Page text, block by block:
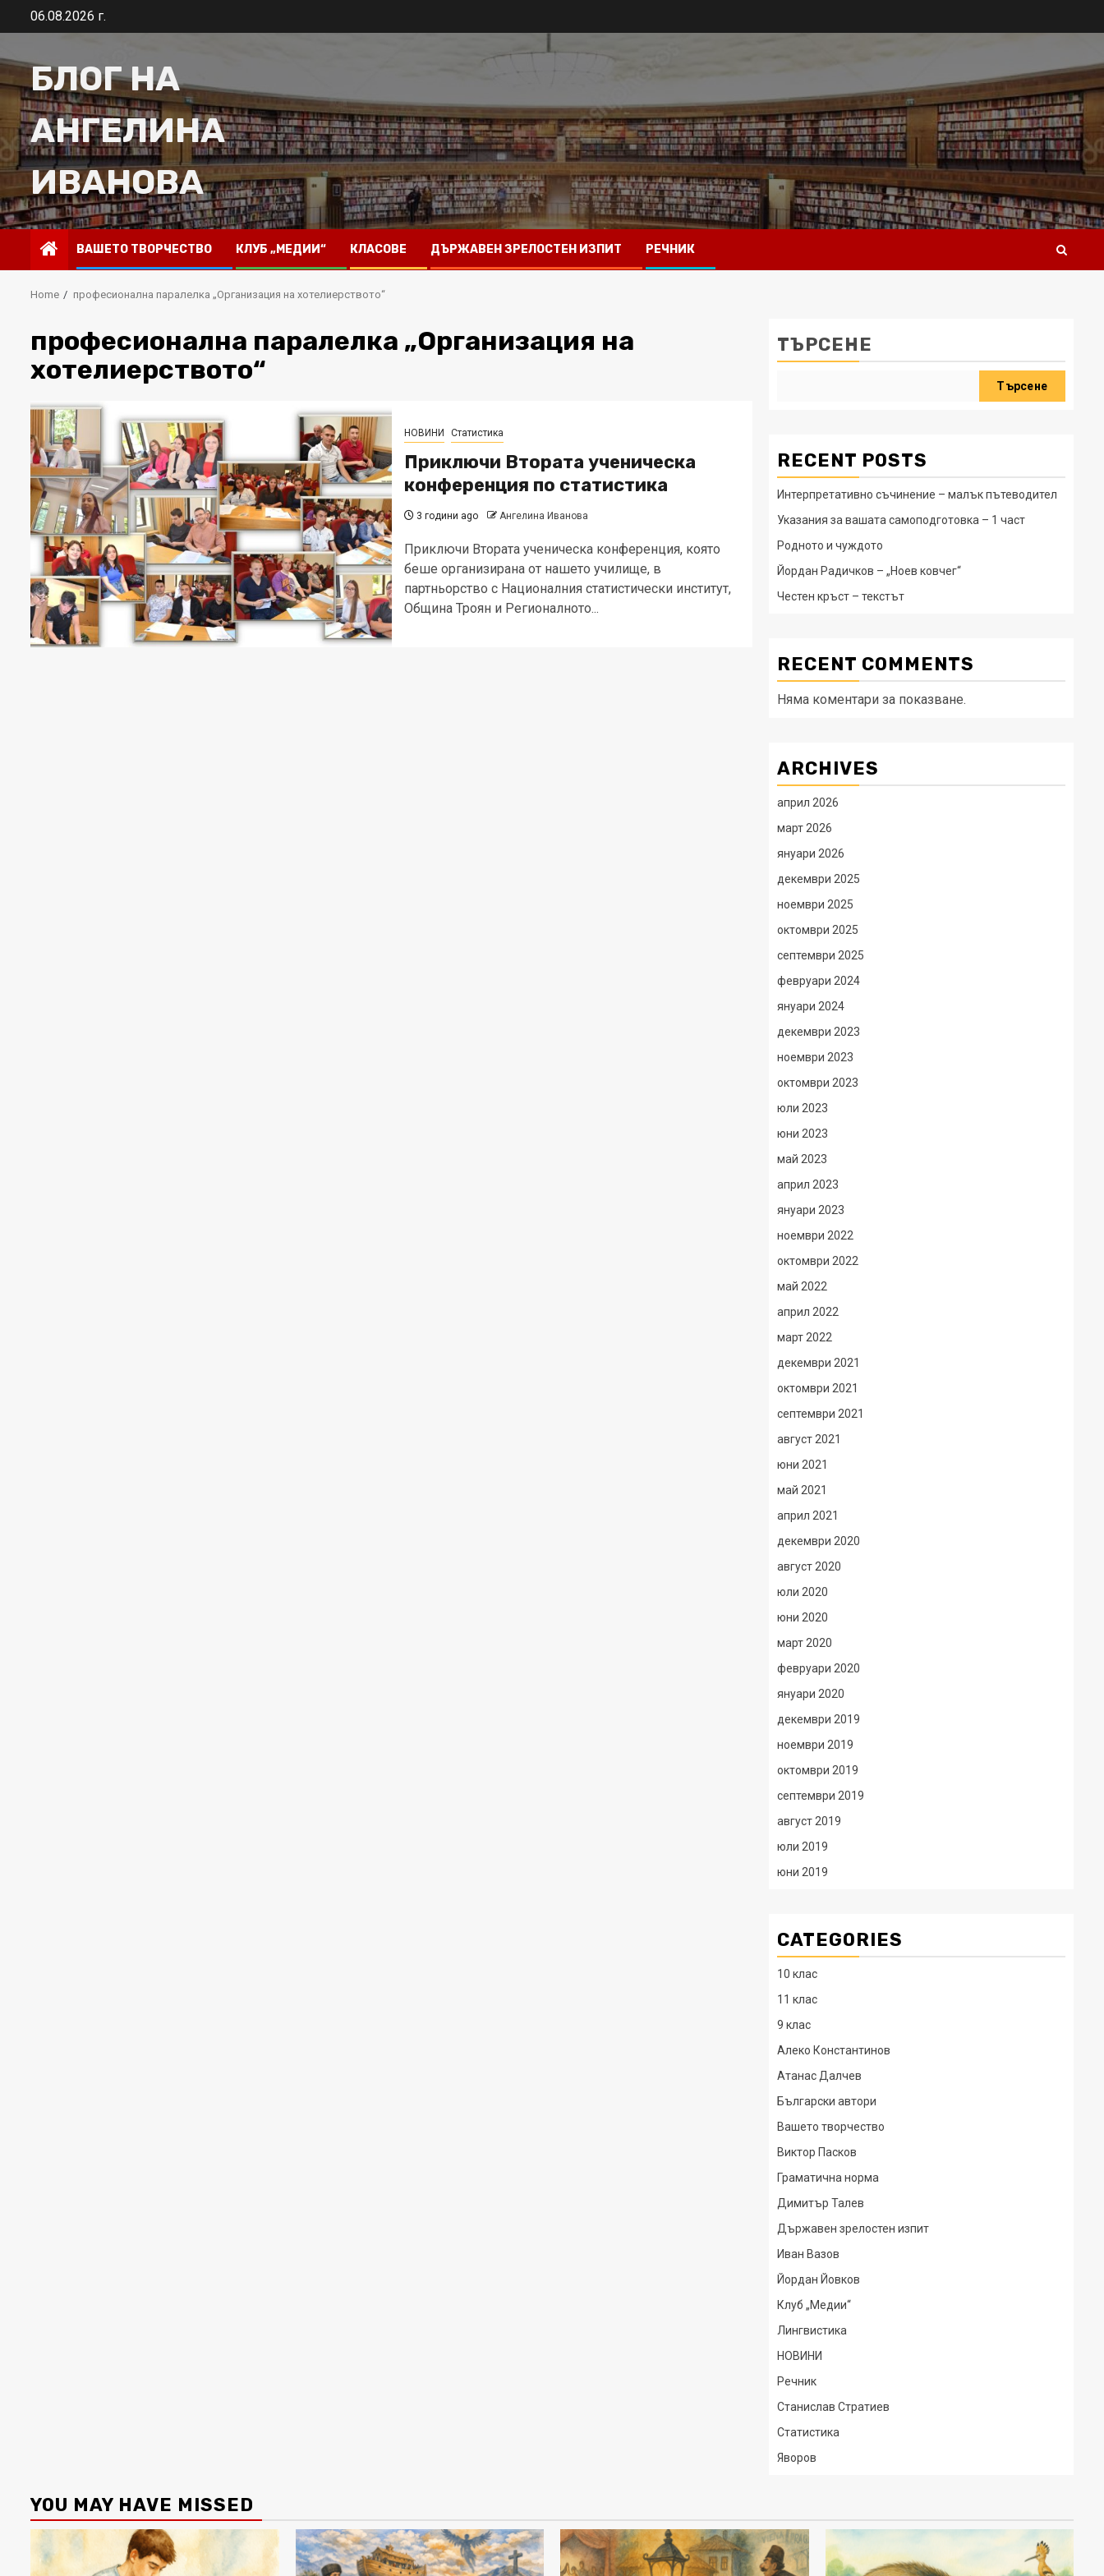
06.08.2026 г.
БЛОГ НА
АНГЕЛИНА
ИВАНОВА
ВАШЕТО ТВОРЧЕСТВО КЛУБ „МЕДИИ“ КЛАСОВЕ ДЪРЖАВЕН ЗРЕЛОСТЕН ИЗПИТ РЕЧНИК
Home професионална паралелка „Организация на хотелиерството“
професионална паралелка „Организация на
хотелиерството“
НОВИНИ Статистика
Приключи Втората ученическа
конференция по статистика
3 години ago Ангелина Иванова
Приключи Втората ученическа конференция, която
беше организирана от нашето училище, в
партньорство с Националния статистически институт,
Община Троян и Регионалното...
ТЪРСЕНЕ
Търсене
RECENT POSTS
Интерпретативно съчинение – малък пътеводител
Указания за вашата самоподготовка – 1 част
Родното и чуждото
Йордан Радичков – „Ноев ковчег“
Честен кръст – текстът
RECENT COMMENTS
Няма коментари за показване.
ARCHIVES
април 2026
март 2026
януари 2026
декември 2025
ноември 2025
октомври 2025
септември 2025
февруари 2024
януари 2024
декември 2023
ноември 2023
октомври 2023
юли 2023
юни 2023
май 2023
април 2023
януари 2023
ноември 2022
октомври 2022
май 2022
април 2022
март 2022
декември 2021
октомври 2021
септември 2021
август 2021
юни 2021
май 2021
април 2021
декември 2020
август 2020
юли 2020
юни 2020
март 2020
февруари 2020
януари 2020
декември 2019
ноември 2019
октомври 2019
септември 2019
август 2019
юли 2019
юни 2019
CATEGORIES
10 клас
11 клас
9 клас
Алеко Константинов
Атанас Далчев
Български автори
Вашето творчество
Виктор Пасков
Граматична норма
Димитър Талев
Държавен зрелостен изпит
Иван Вазов
Йордан Йовков
Клуб „Медии“
Лингвистика
НОВИНИ
Речник
Станислав Стратиев
Статистика
Яворов
YOU MAY HAVE MISSED